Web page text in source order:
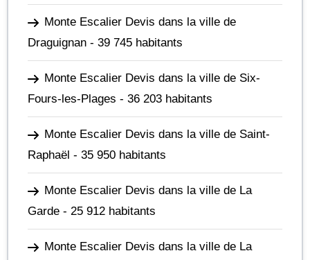
Monte Escalier Devis dans la ville de
Draguignan - 39 745 habitants
Monte Escalier Devis dans la ville de Six-
Fours-les-Plages - 36 203 habitants
Monte Escalier Devis dans la ville de Saint-
Raphaël - 35 950 habitants
Monte Escalier Devis dans la ville de La
Garde - 25 912 habitants
Monte Escalier Devis dans la ville de La